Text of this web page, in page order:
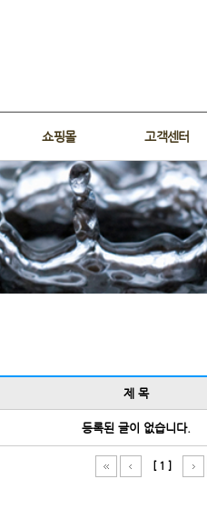
쇼핑몰 고객센터
제 목
등록된 글이 없습니다.
[ 1 ]